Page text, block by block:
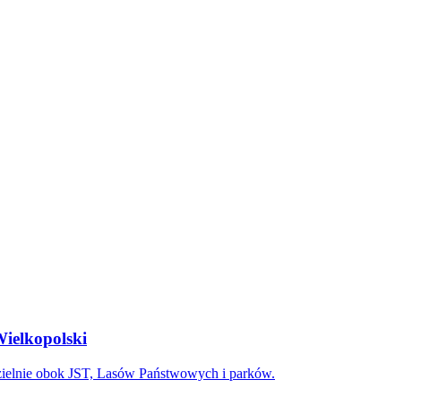
obok JST, Lasów Państwowych i parków.